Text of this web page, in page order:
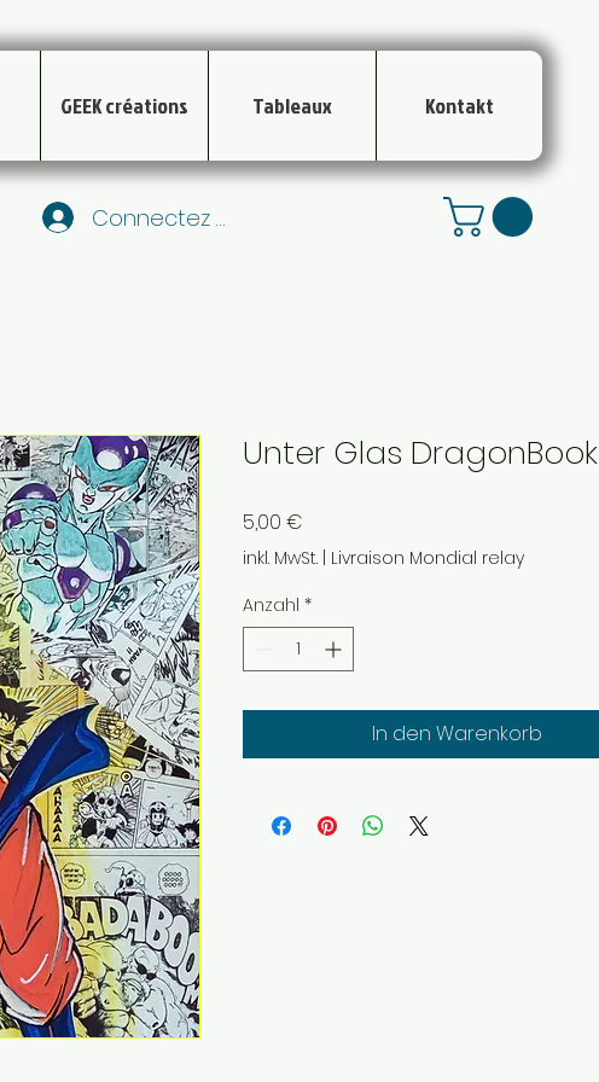
GEEK créations Tableaux Kontakt
Connectez vous
Unter Glas DragonBook
5,00 €
inkl. MwSt. Livraison Mondial relay
Anzahl *
In den Warenkorb